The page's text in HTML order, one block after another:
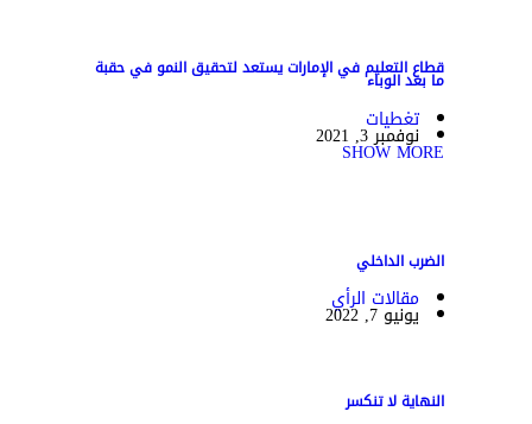
قطاع التعليم في الإمارات يستعد لتحقيق النمو في حقبة
ما بعد الوباء
تغطيات
نوفمبر 3, 2021
SHOW MORE
الضرب الداخلي
مقالات الرأي
يونيو 7, 2022
النهاية لا تنكسر